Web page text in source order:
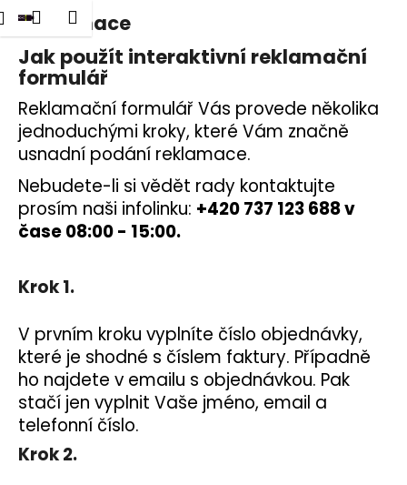
Přejít
na
obsah
Přihlášení
Nákupní
košík
Menu
Reklamace
Jak použít interaktivní reklamační
formulář
Reklamační formulář Vás provede několika
jednoduchými kroky, které Vám značně
usnadní podání reklamace.
Nebudete-li si vědět rady kontaktujte
prosím naši infolinku: +420 737 123 688 v
čase 08:00 - 15:00.
Krok 1.
V prvním kroku vyplníte číslo objednávky,
které je shodné s číslem faktury. Případně
ho najdete v emailu s objednávkou. Pak
stačí jen vyplnit Vaše jméno, email a
telefonní číslo.
Krok 2.
K
o
C
o
p
o
t
ř
e
u
e
t
e
n
a
j